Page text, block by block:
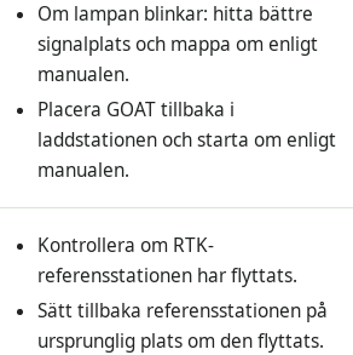
Om lampan blinkar: hitta bättre
signalplats och mappa om enligt
manualen.
Placera GOAT tillbaka i
laddstationen och starta om enligt
manualen.
Kontrollera om RTK-
referensstationen har flyttats.
Sätt tillbaka referensstationen på
ursprunglig plats om den flyttats.